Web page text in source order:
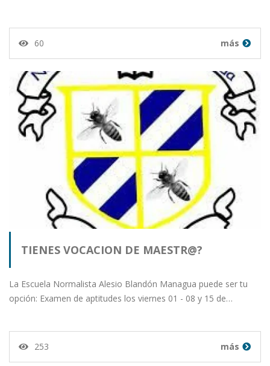
60 más
TIENES VOCACION DE MAESTR@?
La Escuela Normalista Alesio Blandón Managua puede ser tu
opción: Examen de aptitudes los viernes 01 - 08 y 15 de…
253 más